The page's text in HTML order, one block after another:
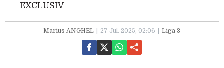
EXCLUSIV
Marius ANGHEL 27 Jul. 2025, 02:06 Liga 3